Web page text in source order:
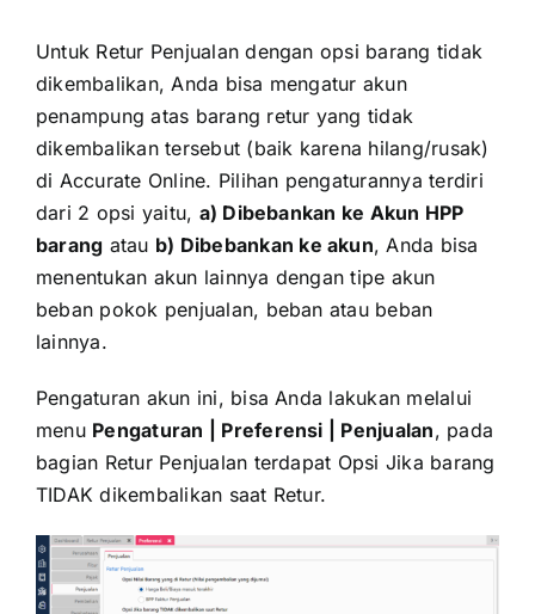
Untuk Retur Penjualan dengan opsi barang tidak
dikembalikan, Anda bisa mengatur akun
penampung atas barang retur yang tidak
dikembalikan tersebut (baik karena hilang/rusak)
di Accurate Online. Pilihan pengaturannya terdiri
dari 2 opsi yaitu, a) Dibebankan ke Akun HPP
barang atau b) Dibebankan ke akun, Anda bisa
menentukan akun lainnya dengan tipe akun
beban pokok penjualan, beban atau beban
lainnya.
Pengaturan akun ini, bisa Anda lakukan melalui
menu Pengaturan | Preferensi | Penjualan, pada
bagian Retur Penjualan terdapat Opsi Jika barang
TIDAK dikembalikan saat Retur.